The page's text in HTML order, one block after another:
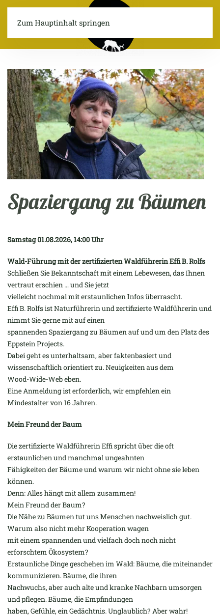
Zum Hauptinhalt springen
Spaziergang zu Bäumen
Samstag 01.08.2026, 14:00 Uhr
Wald-Führung mit der zertifizierten Waldführerin Effi B. Rolfs
Schließen Sie Bekanntschaft mit einem Lebewesen, das Ihnen
vertraut erschien … und Sie jetzt
vielleicht nochmal mit erstaunlichen Infos überrascht.
Effi B. Rolfs ist Naturführerin und zertifizierte Waldführerin und
nimmt Sie gerne mit auf einen
spannenden Spaziergang zu Bäumen auf und um den Platz des
Eppstein Projects.
Dabei geht es unterhaltsam, aber faktenbasiert und
wissenschaftlich orientiert zu. Neuigkeiten aus dem
Wood-Wide-Web eben.
Eine Anmeldung ist erforderlich, wir empfehlen ein
Mindestalter von 16 Jahren.
Mein Freund der Baum
Die zertifizierte Waldführerin Effi spricht über die oft
erstaunlichen und manchmal ungeahnten
Fähigkeiten der Bäume und warum wir nicht ohne sie leben
können.
Denn: Alles hängt mit allem zusammen!
Mein Freund der Baum?
Die Nähe zu Bäumen tut uns Menschen nachweislich gut.
Warum also nicht mehr Kooperation wagen
mit einem spannenden und vielfach doch noch nicht
erforschtem Ökosystem?
Erstaunliche Dinge geschehen im Wald: Bäume, die miteinander
kommunizieren. Bäume, die ihren
Nachwuchs, aber auch alte und kranke Nachbarn umsorgen
und pflegen. Bäume, die Empfindungen
haben, Gefühle, ein Gedächtnis. Unglaublich? Aber wahr!